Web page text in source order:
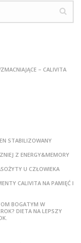
– CALIVITA
STABILIZOWANY
Z ENERGY&MEMORY
U CZŁOWIEKA
CALIVITA NA PAMIĘĆ I
BOGATYM W
DIETA NA LEPSZY